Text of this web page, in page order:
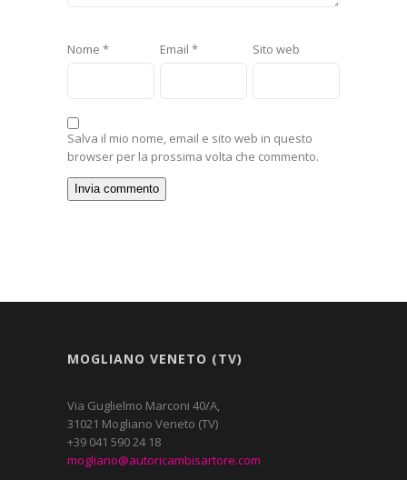
Nome * Email * Sito web
Salva il mio nome, email e sito web in questo
browser per la prossima volta che commento.
MOGLIANO VENETO (TV)
Via Guglielmo Marconi 40/A,
31021 Mogliano Veneto (TV)
+39 041 590 24 18
mogliano@autoricambisartore.com